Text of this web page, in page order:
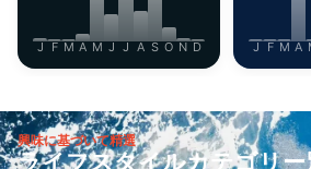
J F M A M J J A S O N D J F M A
興味に基づいて精選
ライフスタイルカテゴリ